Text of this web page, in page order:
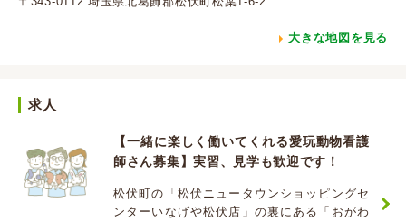
大きな地図を見る
求人
【一緒に楽しく働いてくれる愛玩動物看護
師さん募集】実習、見学も歓迎です！
松伏町の「松伏ニュータウンショッピングセ
ンターいなげや松伏店」の裏にある「おがわ